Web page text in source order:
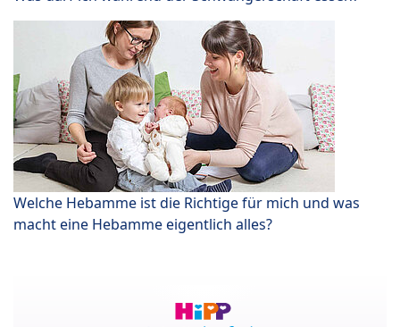
Welche Hebamme ist die Richtige für mich und was
macht eine Hebamme eigentlich alles?